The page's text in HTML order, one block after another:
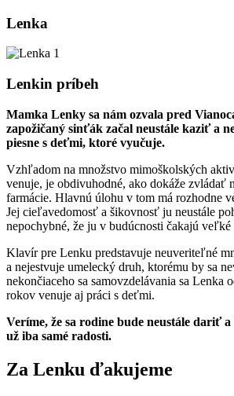
Lenka
Lenkin príbeh
Mamka Lenky sa nám ozvala pred
zapožičaný sinťák začal neustále kaziť a
piesne s deťmi, ktoré vyučuje.
Vzhľadom na množstvo mimoškolských
venuje, je obdivuhodné, ako dokáže zvládať
farmácie. Hlavnú úlohu v tom má rozhodne
Jej cieľavedomosť a šikovnosť ju neustále
nepochybné, že ju v budúcnosti čakajú veľké
Klavír pre Lenku predstavuje neuveriteľné
a nejestvuje umelecký druh, ktorému by sa
nekončiaceho sa samovzdelávania sa Lenka
rokov venuje aj práci s deťmi.
Veríme, že sa rodine bude neustále dariť
už iba samé radosti.
Za Lenku ďakujeme